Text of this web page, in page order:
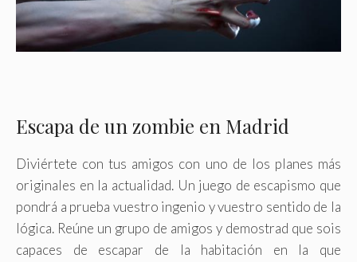
Escapa de un zombie en Madrid
Diviértete con tus amigos con uno de los planes más
originales en la actualidad. Un juego de escapismo que
pondrá a prueba vuestro ingenio y vuestro sentido de la
lógica. Reúne un grupo de amigos y demostrad que sois
capaces de escapar de la habitación en la que